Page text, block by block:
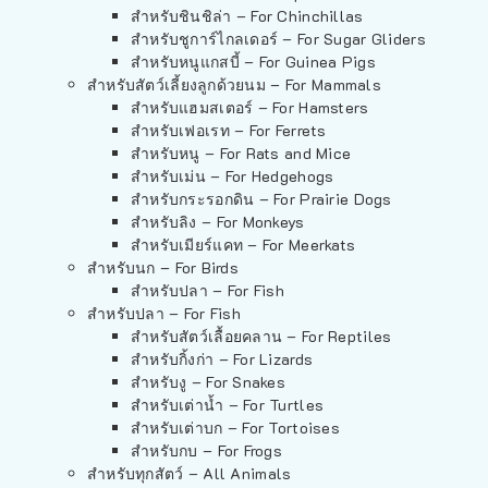
สำหรับชินชิล่า – For Chinchillas
สำหรับชูการ์ไกลเดอร์ – For Sugar Gliders
สำหรับหนูแกสบี้ – For Guinea Pigs
สำหรับสัตว์เลี้ยงลูกด้วยนม – For Mammals
สำหรับแฮมสเตอร์ – For Hamsters
สำหรับเฟอเรท – For Ferrets
สำหรับหนู – For Rats and Mice
สำหรับเม่น – For Hedgehogs
สำหรับกระรอกดิน – For Prairie Dogs
สำหรับลิง – For Monkeys
สำหรับเมียร์แคท – For Meerkats
สำหรับนก – For Birds
สำหรับปลา – For Fish
สำหรับปลา – For Fish
สำหรับสัตว์เลื้อยคลาน – For Reptiles
สำหรับกิ้งก่า – For Lizards
สำหรับงู – For Snakes
สำหรับเต่าน้ำ – For Turtles
สำหรับเต่าบก – For Tortoises
สำหรับกบ – For Frogs
สำหรับทุกสัตว์ – All Animals